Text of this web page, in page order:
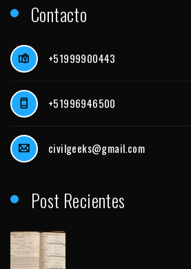
Contacto
+51999900443
+51996946500
civilgeeks@gmail.com
Post Recientes